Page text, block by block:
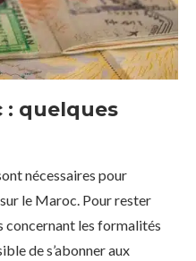
: quelques
nécessaires pour
le Maroc. Pour rester
concernant les formalités
de s’abonner aux